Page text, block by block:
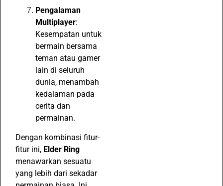
Pengalaman
Multiplayer:
Kesempatan untuk
bermain bersama
teman atau gamer
lain di seluruh
dunia, menambah
kedalaman pada
cerita dan
permainan.
Dengan kombinasi fitur-
fitur ini, Elder Ring
menawarkan sesuatu
yang lebih dari sekadar